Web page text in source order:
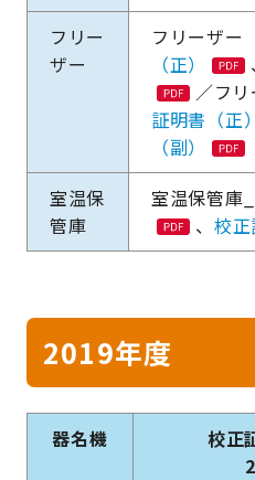
フリー
ザー
フリーザー
（正）
／フ
証明書（正）
（副）
室温保
管庫
室温保管庫_
、 校正
2019年度
器名機
校正